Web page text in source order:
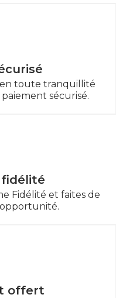
toute tranquillité
sécurisé.
fidélité
Fidélité et faites de
offert